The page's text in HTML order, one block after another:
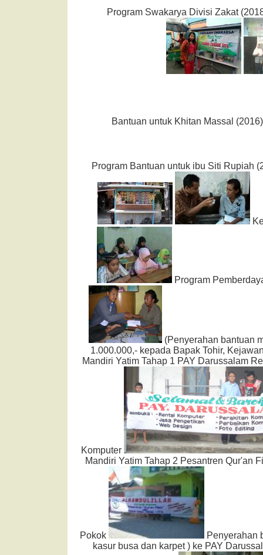
Program Swakarya Divisi Zakat
Bantuan untuk Khitan Massal
Program Bantuan untuk ibu Siti Rupiah
Program
(Penyerahan bantuan
1.000.000,- kepada Bapak Tohir,
Mandiri Yatim Tahap 1 PAY Darussalam
Komputer
Mandiri Yatim Tahap 2 Pesantren Qur'an
Pokok
Penyerahan
kasur busa dan karpet ) ke PAY